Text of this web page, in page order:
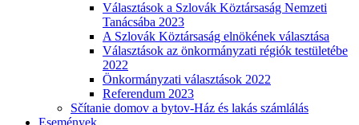
Választások a Szlovák Köztársaság Nemzeti
Tanácsába 2023
A Szlovák Köztársaság elnökének választása
Választások az önkormányzati régiók testületébe
2022
Önkormányzati választások 2022
Referendum 2023
Sčítanie domov a bytov-Ház és lakás számlálás
Események